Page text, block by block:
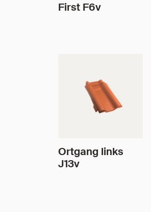
First F6v
Ortgang links
J13v